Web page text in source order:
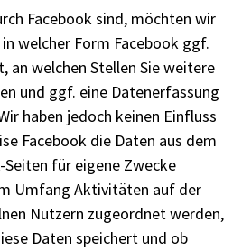
Facebook sind, möchten wir
welcher Form Facebook ggf.
an welchen Stellen Sie weitere
und ggf. eine Datenerfassung
haben jedoch keinen Einfluss
Facebook die Daten aus dem
Seiten für eigene Zwecke
Umfang Aktivitäten auf der
Nutzern zugeordnet werden,
Daten speichert und ob